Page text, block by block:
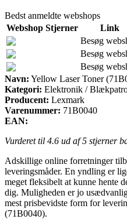
Bedst anmeldte webshops
Webshop Stjerner
Link
Besøg
Besøg
Besøg
Navn: Yellow Laser Toner
Kategori: Elektronik /
Producent: Lexmark
Varenummer: 71B0040
EAN:
Vurderet til 4.6 ud af 5 stjerner
Adskillige online forretninger
leveringsmåder. En yndling er
meget fleksibelt at kunne hente
dig. Muligheden er jo
mest prisbevidste form for
(71B0040).